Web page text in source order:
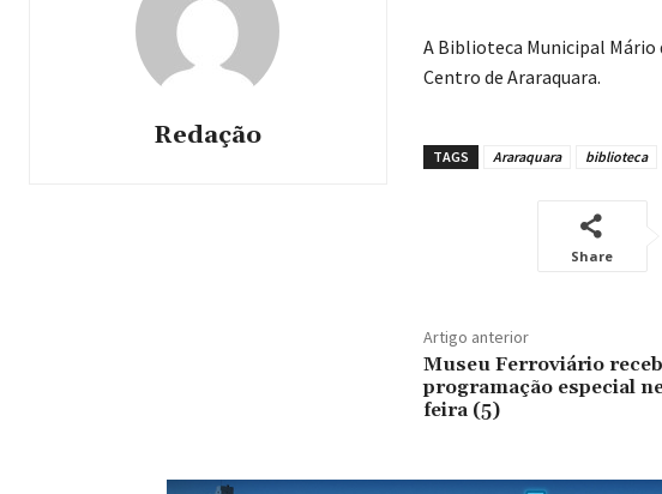
Redação
A Biblioteca Municipal Mário
Centro de Araraquara.
TAGS Araraquara biblioteca
Share
Artigo anterior
Museu Ferroviário
programação especial
feira (5)